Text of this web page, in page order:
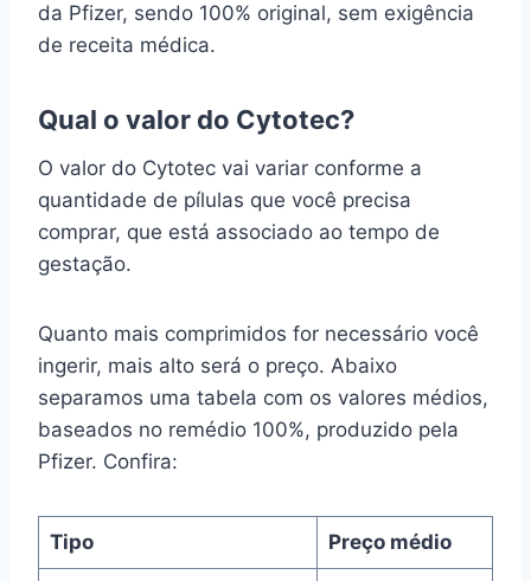
da Pfizer, sendo 100% original, sem exigência
de receita médica.
Qual o valor do Cytotec?
O valor do Cytotec vai variar conforme a
quantidade de pílulas que você precisa
comprar, que está associado ao tempo de
gestação.
Quanto mais comprimidos for necessário você
ingerir, mais alto será o preço. Abaixo
separamos uma tabela com os valores médios,
baseados no remédio 100%, produzido pela
Pfizer. Confira:
Tipo Preço médio